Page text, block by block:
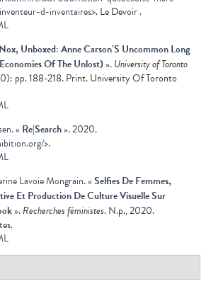
d-inventaires>. Le Devoir .
Nox, Unboxed: Anne Carson’S Uncommon Long
Of The Unlost)».University of Toronto
pp. 188-218. Print. University Of Toronto
.« Re|Search». 2020.
>.
Lavoie Mongrain.«Selfies De Femmes,
Et Production De Culture Visuelle Sur
».Recherches féministes. N.p., 2020.